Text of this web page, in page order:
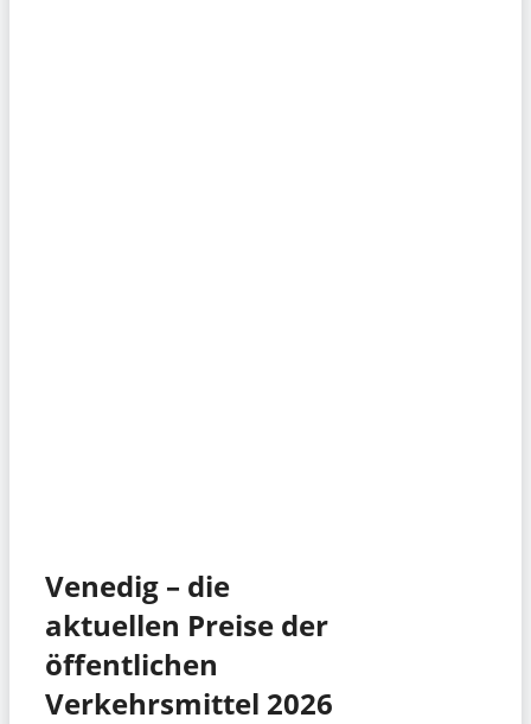
Venedig – die
aktuellen Preise der
öffentlichen
Verkehrsmittel 2026